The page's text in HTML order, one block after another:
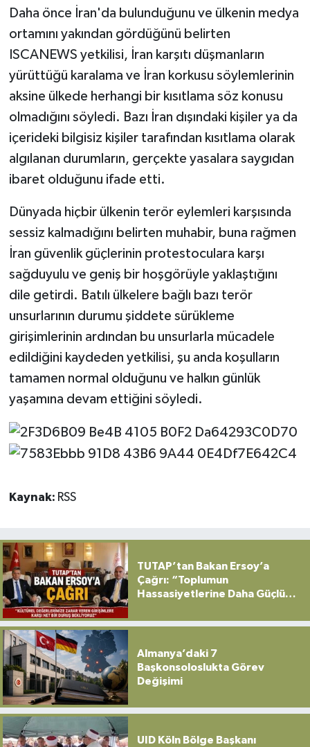
Daha önce İran'da bulunduğunu ve ülkenin medya
ortamını yakından gördüğünü belirten
ISCANEWS yetkilisi, İran karşıtı düşmanların
yürüttüğü karalama ve İran korkusu söylemlerinin
aksine ülkede herhangi bir kısıtlama söz konusu
olmadığını söyledi. Bazı İran dışındaki kişiler ya da
içerideki bilgisiz kişiler tarafından kısıtlama olarak
algılanan durumların, gerçekte yasalara saygıdan
ibaret olduğunu ifade etti.
Dünyada hiçbir ülkenin terör eylemleri karşısında
sessiz kalmadığını belirten muhabir, buna rağmen
İran güvenlik güçlerinin protestoculara karşı
sağduyulu ve geniş bir hoşgörüyle yaklaştığını
dile getirdi. Batılı ülkelere bağlı bazı terör
unsurlarının durumu şiddete sürükleme
girişimlerinin ardından bu unsurlarla mücadele
edildiğini kaydeden yetkilisi, şu anda koşulların
tamamen normal olduğunu ve halkın günlük
yaşamına devam ettiğini söyledi.
Kaynak: RSS
TUTAP’tan Bakan Ersoy’a
Çağrı: “Toplumun
Hassasiyetlerine Daha Güçlü
Almanya’daki 7
Başkonsoloslukta Görev
Değişimi
UID Köln Bölge Başkanı